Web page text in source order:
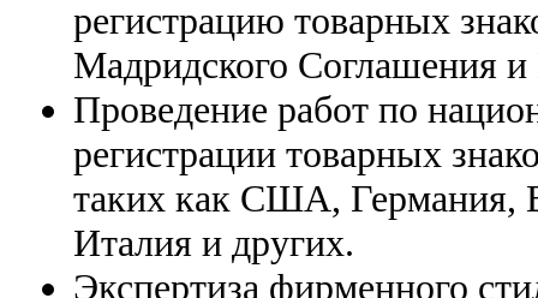
регистрацию товарных
Мадридского Cоглашения
Проведение работ по
регистрации товарных
таких как США, Германия,
Италия и других.
Экспертиза фирменного